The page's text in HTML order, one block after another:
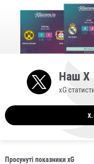
Наш X
xG
Просунуті показники xG